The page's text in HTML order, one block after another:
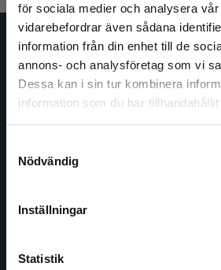
för sociala medier och analysera
vidarebefordrar även sådana
information från din enhet till de
annons- och analysföretag som vi
Dessa kan i sin tur kombinera
information som du har
Nödvändig
Inställningar
Statistik
Begränsad
Det verkar som att du besöker
studentlitteratur.se via en
Vi erbjuder inte leveranser
att kunna slutföra ett köp måste
Studentlitteratur
Studentlitteratur grundades 1963
ledande utbildningsförlag. Med
facklitteratur, utbildningar och
informationstjänster i utbudet, finns
längs hela kunskapsresan.
Kontakta oss